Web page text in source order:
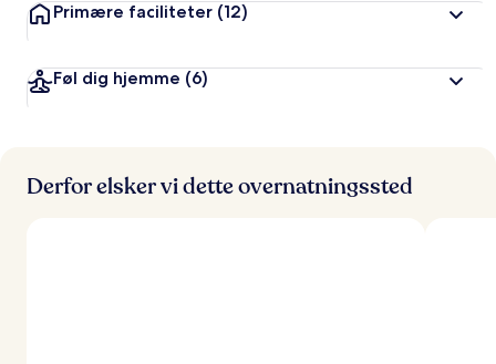
Primære faciliteter (12)
Føl dig hjemme (6)
Derfor elsker vi dette overnatningssted